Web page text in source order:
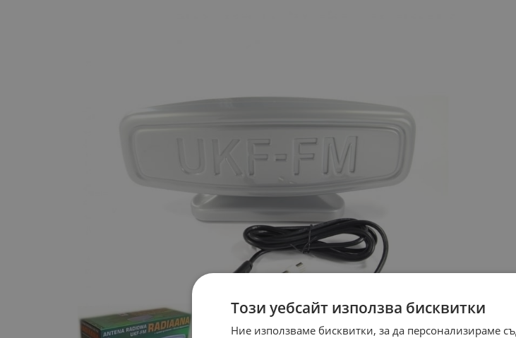
Този уебсайт използва бисквитки
Ние използваме бисквитки, за да персонализираме